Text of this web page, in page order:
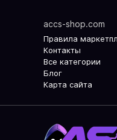
accs-shop.com
Правила
Контакты
Все категории
Блог
Карта сайта